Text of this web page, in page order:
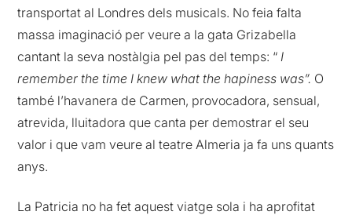
transportat al Londres dels musicals. No feia falta
massa imaginació per veure a la gata Grizabella
cantant la seva nostàlgia pel pas del temps: “I
remember the time I knew what the hapiness was”. O
també l’havanera de Carmen, provocadora, sensual,
atrevida, lluitadora que canta per demostrar el seu
valor i que vam veure al teatre Almeria ja fa uns quants
anys.
La Patricia no ha fet aquest viatge sola i ha aprofitat